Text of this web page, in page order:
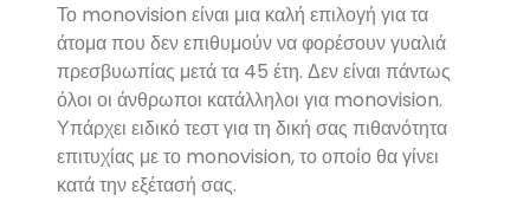
Το monovision είναι μια καλή επιλογή για τα
άτομα που δεν επιθυμούν να φορέσουν γυαλιά
πρεσβυωπίας μετά τα 45 έτη. Δεν είναι πάντως
όλοι οι άνθρωποι κατάλληλοι για monovision.
Υπάρχει ειδικό τεστ για τη δική σας πιθανότητα
επιτυχίας με το monovision, το οποίο θα γίνει
κατά την εξέτασή σας.